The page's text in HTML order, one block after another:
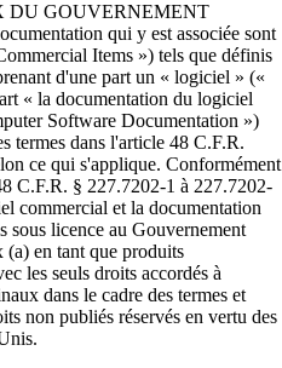
GOUVERNEMENT
qui y est associée sont
Items ») tels que définis
d'une part un « logiciel » («
« la documentation du logiciel
Software Documentation »)
termes dans l'article 48 C.F.R.
ce qui s'applique. Conformément
C.F.R. § 227.7202-1 à 227.7202-
commercial et la documentation
licence au Gouvernement
en tant que produits
les seuls droits accordés à
dans le cadre des termes et
non publiés réservés en vertu des